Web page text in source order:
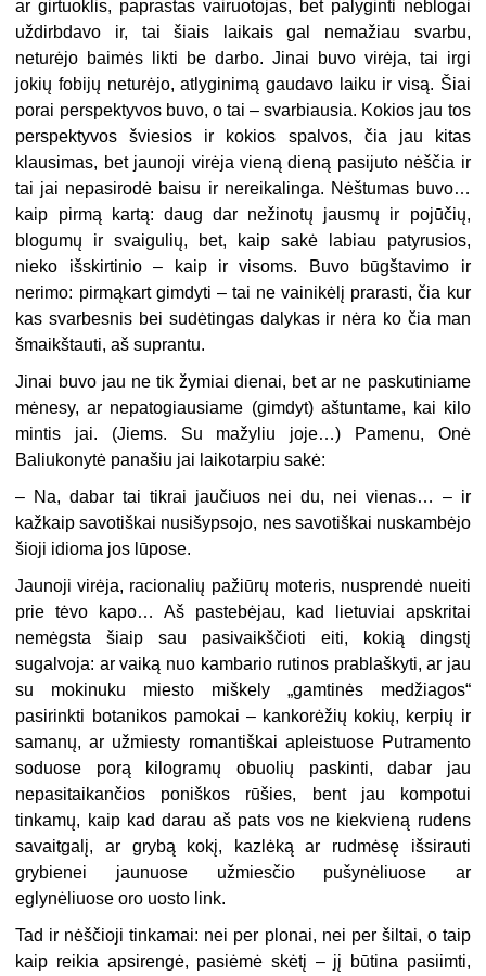
ar girtuoklis, paprastas vairuotojas, bet palyginti neblogai
uždirbdavo ir, tai šiais laikais gal nemažiau svarbu,
neturėjo baimės likti be darbo. Jinai buvo virėja, tai irgi
jokių fobijų neturėjo, atlyginimą gaudavo laiku ir visą. Šiai
porai perspektyvos buvo, o tai – svarbiausia. Kokios jau tos
perspektyvos šviesios ir kokios spalvos, čia jau kitas
klausimas, bet jaunoji virėja vieną dieną pasijuto nėščia ir
tai jai nepasirodė baisu ir nereikalinga. Nėštumas buvo…
kaip pirmą kartą: daug dar nežinotų jausmų ir pojūčių,
blogumų ir svaigulių, bet, kaip sakė labiau patyrusios,
nieko išskirtinio – kaip ir visoms. Buvo būgštavimo ir
nerimo: pirmąkart gimdyti – tai ne vainikėlį prarasti, čia kur
kas svarbesnis bei sudėtingas dalykas ir nėra ko čia man
šmaikštauti, aš suprantu.
Jinai buvo jau ne tik žymiai dienai, bet ar ne paskutiniame
mėnesy, ar nepatogiausiame (gimdyt) aštuntame, kai kilo
mintis jai. (Jiems. Su mažyliu joje…) Pamenu, Onė
Baliukonytė panašiu jai laikotarpiu sakė:
– Na, dabar tai tikrai jaučiuos nei du, nei vienas… – ir
kažkaip savotiškai nusišypsojo, nes savotiškai nuskambėjo
šioji idioma jos lūpose.
Jaunoji virėja, racionalių pažiūrų moteris, nusprendė nueiti
prie tėvo kapo… Aš pastebėjau, kad lietuviai apskritai
nemėgsta šiaip sau pasivaikščioti eiti, kokią dingstį
sugalvoja: ar vaiką nuo kambario rutinos prablaškyti, ar jau
su mokinuku miesto miškely „gamtinės medžiagos“
pasirinkti botanikos pamokai – kankorėžių kokių, kerpių ir
samanų, ar užmiesty romantiškai apleistuose Putramento
soduose porą kilogramų obuolių paskinti, dabar jau
nepasitaikančios poniškos rūšies, bent jau kompotui
tinkamų, kaip kad darau aš pats vos ne kiekvieną rudens
savaitgalį, ar grybą kokį, kazlėką ar rudmėsę išsirauti
grybienei jaunuose užmiesčio pušynėliuose ar
eglynėliuose oro uosto link.
Tad ir nėščioji tinkamai: nei per plonai, nei per šiltai, o taip
kaip reikia apsirengė, pasiėmė skėtį – jį būtina pasiimti,